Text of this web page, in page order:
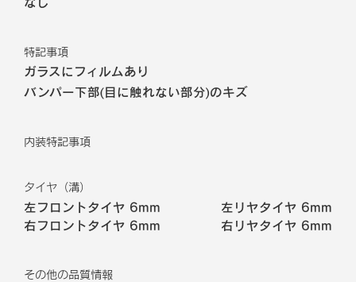
特記事項
ガラスにフィルムあり
バンパー下部(目に触れない部分)のキズ
内装特記事項
タイヤ（溝）
左フロントタイヤ 6mm 左リヤタイヤ 6mm
右フロントタイヤ 6mm 右リヤタイヤ 6mm
その他の品質情報